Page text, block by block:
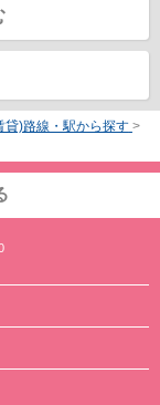
貸)路線・駅から探す >